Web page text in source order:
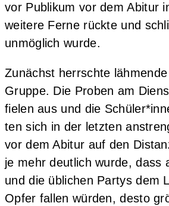
vor Publi­kum vor dem Abitur
wei­te­re Fer­ne rück­te und
unmög­lich wurde.
Zunächst herrsch­te
Grup­pe. Die Pro­ben am
fie­len aus und die
ten sich in der letz­ten
vor dem Abitur auf den
je mehr deut­lich wur­de, dass
und die übli­chen Par­tys dem
Opfer fal­len wür­den, des­to